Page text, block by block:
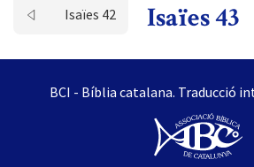
Isaïes 42 Isaïes 43
BCI - Bíblia catalana. Traducció